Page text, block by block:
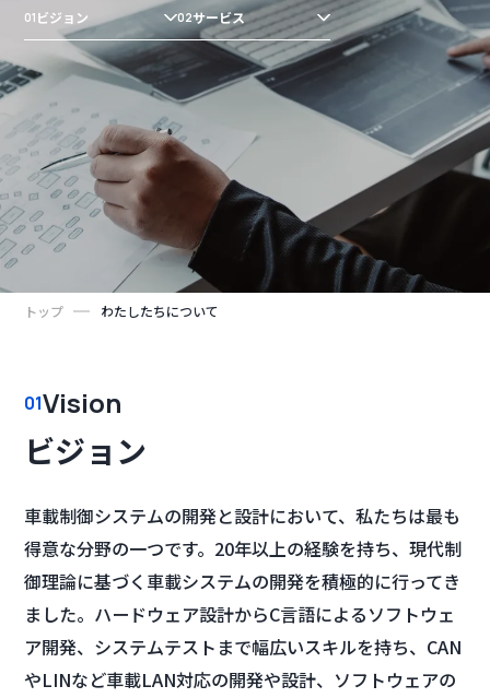
01 ビジョン 02サービス
トップ わたしたちについて
01Vision
ビジョン
車載制御システムの開発と設計において、私たちは最も
得意な分野の一つです。20年以上の経験を持ち、現代制
御理論に基づく車載システムの開発を積極的に行ってき
ました。ハードウェア設計からC言語によるソフトウェ
ア開発、システムテストまで幅広いスキルを持ち、CAN
やLINなど車載LAN対応の開発や設計、ソフトウェアの